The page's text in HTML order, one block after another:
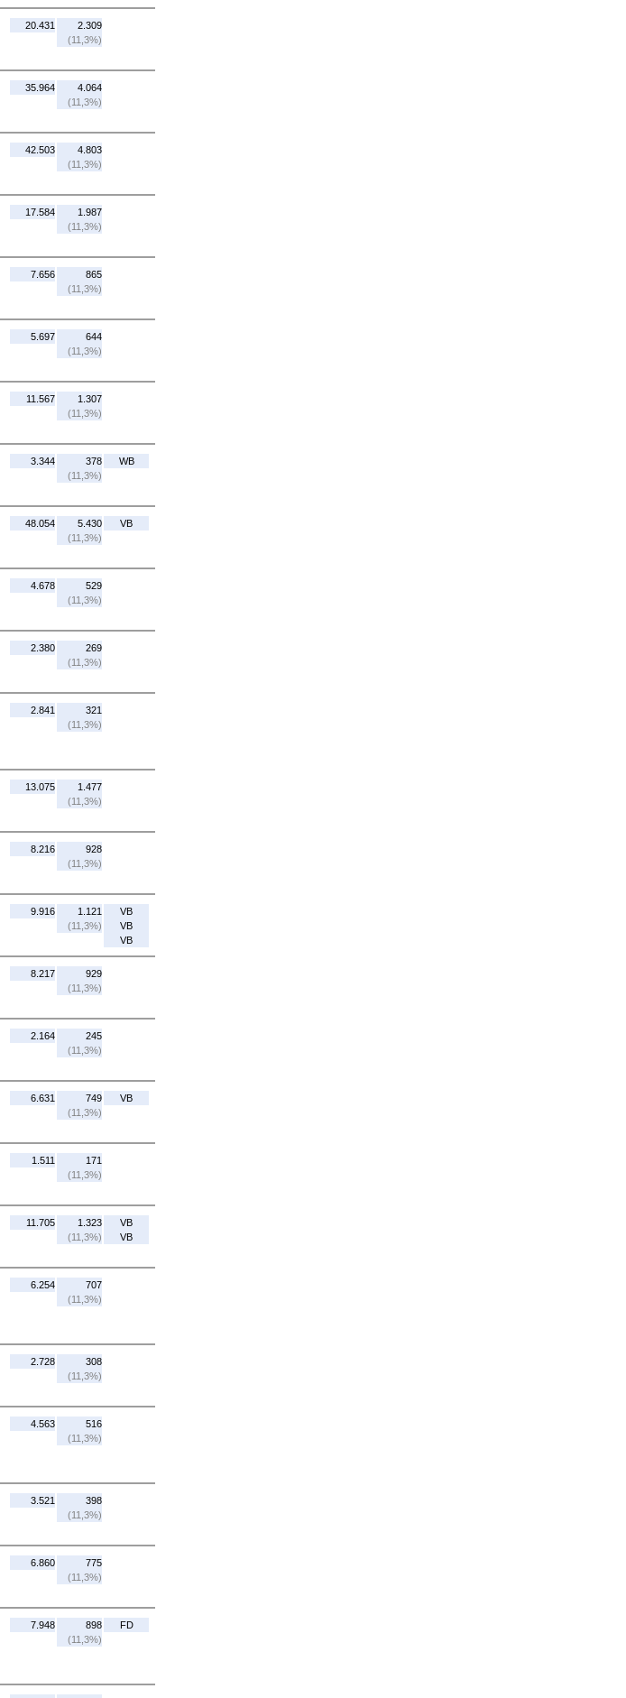
20.431
2.309
(11,3%)
35.964
4.064
(11,3%)
42.503
4.803
(11,3%)
17.584
1.987
(11,3%)
7.656
865
(11,3%)
5.697
644
(11,3%)
11.567
1.307
(11,3%)
3.344
378
(11,3%)
WB
48.054
5.430
(11,3%)
VB
4.678
529
(11,3%)
2.380
269
(11,3%)
2.841
321
(11,3%)
13.075
1.477
(11,3%)
8.216
928
(11,3%)
9.916
1.121
(11,3%)
VB
VB
VB
8.217
929
(11,3%)
2.164
245
(11,3%)
6.631
749
(11,3%)
VB
1.511
171
(11,3%)
11.705
1.323
(11,3%)
VB
VB
6.254
707
(11,3%)
2.728
308
(11,3%)
4.563
516
(11,3%)
3.521
398
(11,3%)
6.860
775
(11,3%)
7.948
898
(11,3%)
FD